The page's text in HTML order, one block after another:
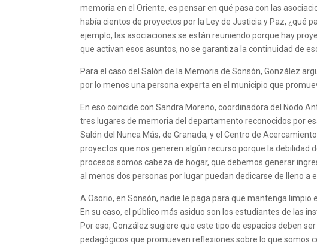
memoria en el Oriente, es pensar en qué pasa con las
había cientos de proyectos por la Ley de Justicia y Paz, ¿qué
ejemplo, las asociaciones se están reuniendo porque hay
que activan esos asuntos, no se garantiza la continuidad de
Para el caso del Salón de la Memoria de Sonsón, González
por lo menos una persona experta en el municipio que
En eso coincide con Sandra Moreno, coordinadora del Nodo
tres lugares de memoria del departamento reconocidos por
Salón del Nunca Más, de Granada, y el Centro de
proyectos que nos generen algún recurso porque la
procesos somos cabeza de hogar, que debemos generar
al menos dos personas por lugar puedan dedicarse de lleno a
A Osorio, en Sonsón, nadie le paga para que mantenga
En su caso, el público más asiduo son los estudiantes de las
Por eso, González sugiere que este tipo de espacios deben
pedagógicos que promueven reflexiones sobre lo que somos